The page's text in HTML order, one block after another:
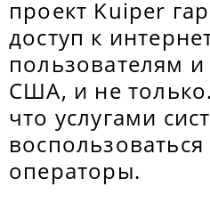
проект Kuiper
доступ к
пользователям
США, и не
что услугами
операторы.